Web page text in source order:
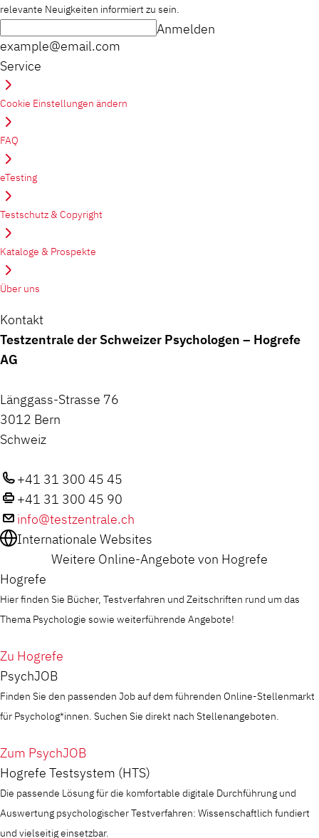
relevante Neuigkeiten informiert zu sein.
example@email.com
Anmelden
Service
Cookie Einstellungen ändern
FAQ
eTesting
Testschutz & Copyright
Kataloge & Prospekte
Über uns
Kontakt
Testzentrale der Schweizer Psychologen – Hogrefe
AG
Länggass-Strasse 76
3012 Bern
Schweiz
+41 31 300 45 45
+41 31 300 45 90
info@testzentrale.ch
Internationale Websites
Weitere Online-Angebote von Hogrefe
Hogrefe
Hier finden Sie Bücher, Testverfahren und Zeitschriften rund um das
Thema Psychologie sowie weiterführende Angebote!
Zu Hogrefe
PsychJOB
Finden Sie den passenden Job auf dem führenden Online-Stellenmarkt
für Psycholog*innen. Suchen Sie direkt nach Stellenangeboten.
Zum PsychJOB
Hogrefe Testsystem (HTS)
Die passende Lösung für die komfortable digitale Durchführung und
Auswertung psychologischer Testverfahren: Wissenschaftlich fundiert
und vielseitig einsetzbar.